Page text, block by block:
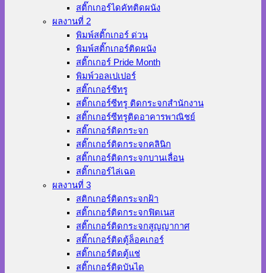
สติ๊กเกอร์ไดคัทติดผนัง
ผลงานที่ 2
พิมพ์สติ๊กเกอร์ ด่วน
พิมพ์สติ๊กเกอร์ติดผนัง
สติ๊กเกอร์ Pride Month
พิมพ์วอลเปเปอร์
สติ๊กเกอร์ซีทรู
สติ๊กเกอร์ซีทรู ติดกระจกสำนักงาน
สติ๊กเกอร์ซีทรูติดอาคารพาณิชย์
สติ๊กเกอร์ติดกระจก
สติ๊กเกอร์ติดกระจกคลินิก
สติ๊กเกอร์ติดกระจกบานเลื่อน
สติ๊กเกอร์ไล่เฉด
ผลงานที่ 3
สติกเกอร์ติดกระจกฝ้า
สติ๊กเกอร์ติดกระจกฟิตเนส
สติ๊กเกอร์ติดกระจกสูญญากาศ
สติ๊กเกอร์ติดตู้ล็อคเกอร์
สติ๊กเกอร์ติดตู้แช่
สติ๊กเกอร์ติดบันได